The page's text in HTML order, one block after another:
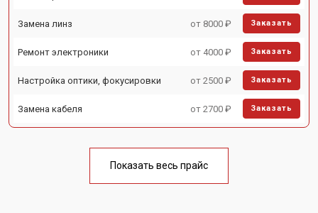
Замена линз от 8000 ₽ Заказать
Ремонт электроники от 4000 ₽ Заказать
Настройка оптики, фокусировки от 2500 ₽ Заказать
Замена кабеля от 2700 ₽ Заказать
Показать весь прайс